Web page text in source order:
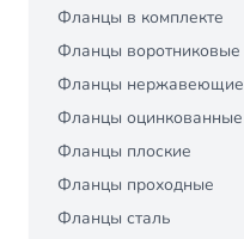
Фланцы в комплекте
Фланцы воротниковые
Фланцы нержавеющие
Фланцы оцинкованные
Фланцы плоские
Фланцы проходные
Фланцы сталь